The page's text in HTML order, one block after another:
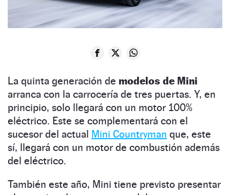
La quinta generación de modelos de Mini
arranca con la carrocería de tres puertas. Y, en
principio, solo llegará con un motor 100%
eléctrico. Este se complementará con el
sucesor del actual Mini Countryman que, este
sí, llegará con un motor de combustión además
del eléctrico.
También este año, Mini tiene previsto presentar